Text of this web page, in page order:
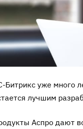
Битрикс уже много
лучшим
Аспро дают